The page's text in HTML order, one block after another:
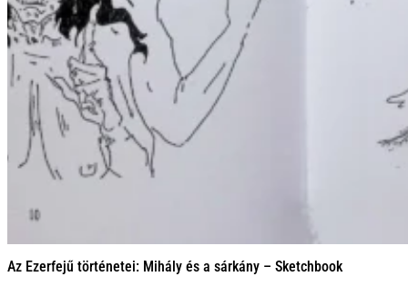
Az Ezerfejű történetei: Mihály és a sárkány – Sketchbook